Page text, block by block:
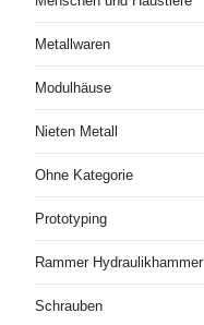
Metallwaren
Modulhäuse
Nieten Metall
Ohne Kategorie
Prototyping
Rammer Hydraulikhammer
Schrauben